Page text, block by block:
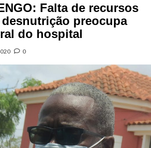
Falta de recursos
preocupa
do hospital
0